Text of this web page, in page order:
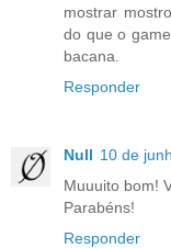
mostrar
do que o
bacana.
Responder
Null 10 de
Muuuito bom!
Parabéns!
Responder